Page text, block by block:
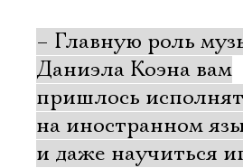
– Главную роль
Даниэла Коэна вам
пришлось
на иностранном
и даже научиться